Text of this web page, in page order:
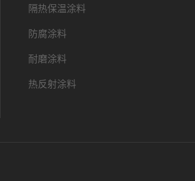
隔热保温涂料
防腐涂料
耐磨涂料
热反射涂料